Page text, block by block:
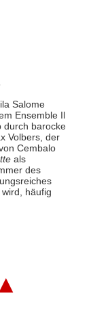
Salome
Ensemble Il
durch barocke
Volbers, der
Cembalo
als
des
häufig
▲